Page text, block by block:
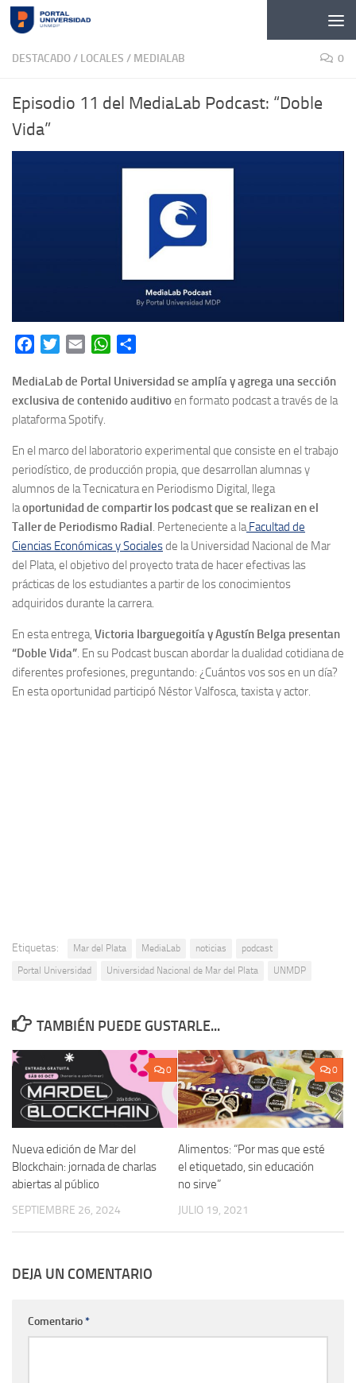
Skip to content
DESTACADO/ LOCALES / MEDIALAB 0
Episodio 11 del MediaLab Podcast: “Doble
Vida”
FacebookTwitterEmail WhatsApp
MediaLab de Portal Universidad se amplía y agrega una sección
exclusiva de contenido auditivoen formato podcast a través de la
plataforma Spotify.
En el marco del laboratorio experimental que consiste en el trabajo
periodístico, de producción propia, que desarrollan alumnas y
alumnos de la Tecnicatura en Periodismo Digital, llega
laoportunidad de compartir los podcast que se realizan en el
Taller de Periodismo Radial. Perteneciente a laFacultad de
Ciencias Económicas y Socialesde la Universidad Nacional de Mar
del Plata, el objetivo del proyecto trata de hacer efectivas las
prácticas de los estudiantes a partir de los conocimientos
adquiridos durante la carrera.
En esta entrega, Victoria Ibarguegoitía y Agustín Belga presentan
“Doble Vida”. En su Podcast buscan abordar la dualidad cotidiana de
diferentes profesiones, preguntando: ¿Cuántos vos sos en un día?
En esta oportunidad participó Néstor Valfosca, taxista y actor.
Etiquetas: Mar del Plata MediaLab noticias
podcast
Portal Universidad
Universidad Nacional de Mar del Plata UNMDP
TAMBIÉN PUEDE GUSTARLE...
0
Nueva edición de Mar del
Blockchain: jornada de charlas
abiertas al público
SEPTIEMBRE 26, 2024
0
Alimentos: “Por mas que esté
el etiquetado, sin educación
no sirve”
JULIO 19, 2021
DEJA UN COMENTARIO
Comentario*